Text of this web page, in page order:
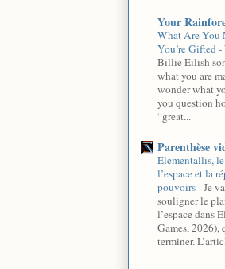
Your
What Are You
You’re Gifted-
Billie Eilish
what you are
wonder what
you question
“great...
Parenthèse
Elementallis,
l’espace et la
pouvoirs-Je
souligner le
l’espace dans
Games, 2026),
terminer.